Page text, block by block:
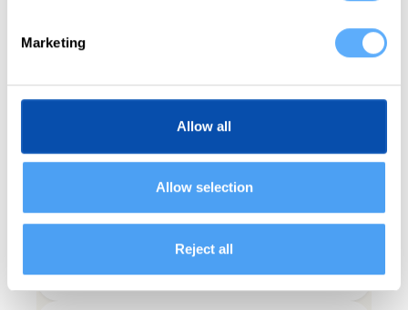
Marketing
Allow all
Allow selection
Reject all
Memtime macht unsere
Abrechnung schnell und
transparent.
Mitbegründerin